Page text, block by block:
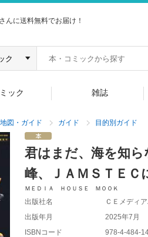
んに送料無料でお届け！
ック 雑誌
地図・ガイド ガイド 目的別ガイド
君はまだ、海を知
峰、ＪＡＭＳＴＥＣ
ＭＥＤＩＡ ＨＯＵＳＥ ＭＯＯＫ
出版社名
ＣＥメディ
出版年月
2025年7月
ISBNコード
978-4-484-